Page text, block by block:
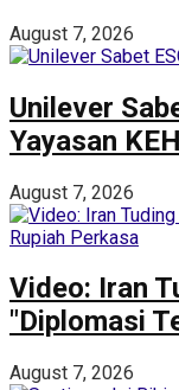
August 7, 2026
Unilever
Yayasan
August 7, 2026
Video: Iran
"Diplomasi
August 7, 2026